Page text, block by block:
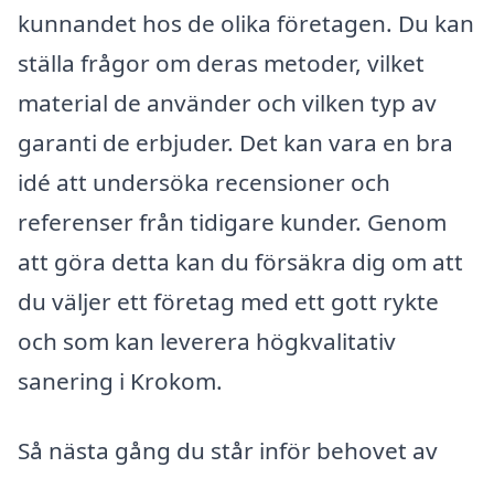
kunnandet hos de olika företagen. Du kan
ställa frågor om deras metoder, vilket
material de använder och vilken typ av
garanti de erbjuder. Det kan vara en bra
idé att undersöka recensioner och
referenser från tidigare kunder. Genom
att göra detta kan du försäkra dig om att
du väljer ett företag med ett gott rykte
och som kan leverera högkvalitativ
sanering i Krokom.
Så nästa gång du står inför behovet av